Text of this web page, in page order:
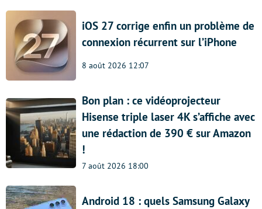
iOS 27 corrige enfin un problème de
connexion récurrent sur l’iPhone
8 août 2026 12:07
Bon plan : ce vidéoprojecteur
Hisense triple laser 4K s’affiche avec
une rédaction de 390 € sur Amazon
!
7 août 2026 18:00
Android 18 : quels Samsung Galaxy